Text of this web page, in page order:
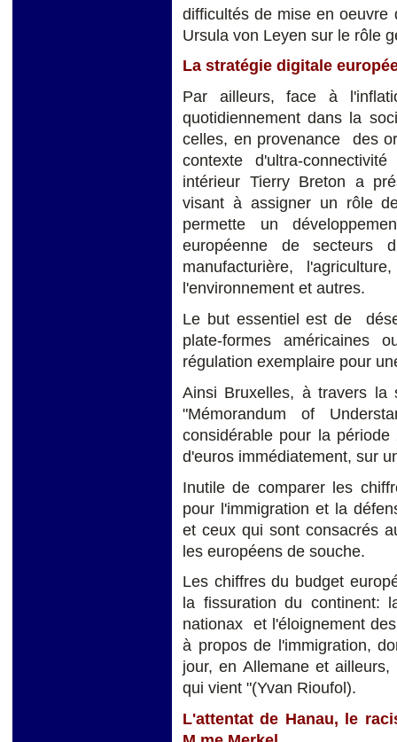
difficultés de mise en oeuvre
Ursula von Leyen sur le rôle
La stratégie digitale
Par ailleurs, face à
quotidiennement dans la
celles, en provenance des
contexte d'ultra-
intérieur Tierry Breton a
visant à assigner un rôle
permette un
européenne de secteurs
manufacturière,
l'environnement et autres.
Le but essentiel est de
plate-formes américaines
régulation exemplaire pour
Ainsi Bruxelles, à travers la
"Mémorandum of
considérable pour la
d'euros immédiatement, sur
Inutile de comparer les
pour l'immigration et la
et ceux qui sont consacrés
les européens de souche.
Les chiffres du budget
la fissuration du continent:
nationax et l'éloignement
à propos de l'immigration,
jour, en Allemane et
qui vient "(Yvan Rioufol).
L'attentat de Hanau, le